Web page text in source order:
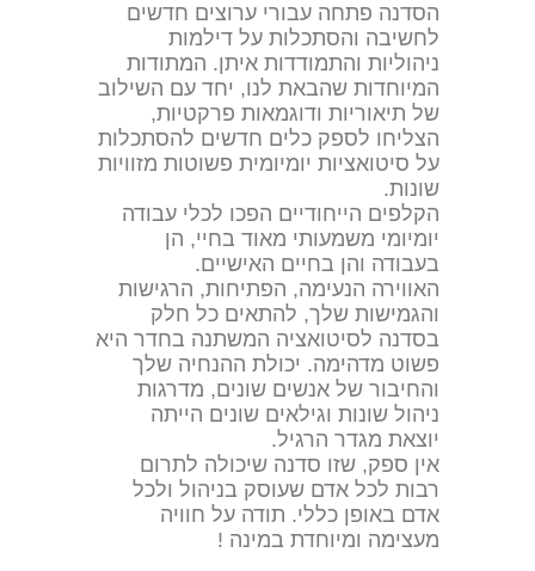
הסדנה פתחה עבורי ערוצים חדשים
לחשיבה והסתכלות על דילמות
ניהוליות והתמודדות איתן. המתודות
המיוחדות שהבאת לנו, יחד עם השילוב
של תיאוריות ודוגמאות פרקטיות,
הצליחו לספק כלים חדשים להסתכלות
על סיטואציות יומיומית פשוטות מזוויות
שונות.
הקלפים הייחודיים הפכו לכלי עבודה
יומיומי משמעותי מאוד בחיי, הן
בעבודה והן בחיים האישיים.
האווירה הנעימה, הפתיחות, הרגישות
והגמישות שלך, להתאים כל חלק
בסדנה לסיטואציה המשתנה בחדר היא
פשוט מדהימה. יכולת ההנחיה שלך
והחיבור של אנשים שונים, מדרגות
ניהול שונות וגילאים שונים הייתה
יוצאת מגדר הרגיל.
אין ספק, שזו סדנה שיכולה לתרום
רבות לכל אדם שעוסק בניהול ולכל
אדם באופן כללי. תודה על חוויה
מעצימה ומיוחדת במינה !